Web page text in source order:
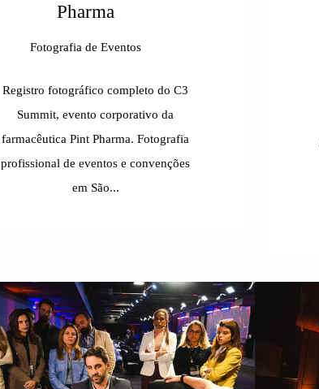
Pharma
Fotografia de Eventos
Registro fotográfico completo do C3
Summit, evento corporativo da
farmacêutica Pint Pharma. Fotografia
profissional de eventos e convenções
em São...